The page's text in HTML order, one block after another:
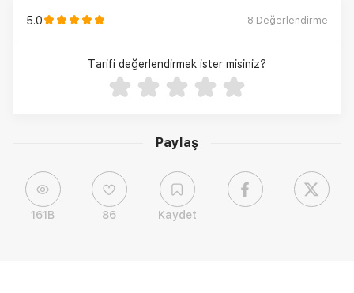
Paylaş
161B 86 Kaydet
5.0 8 Değerlendirme
Tarifi değerlendirmek ister misiniz?